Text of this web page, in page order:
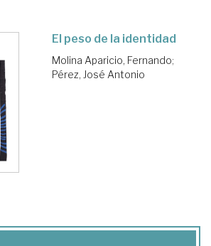
El peso de la identidad
Molina Aparicio, Fernando;
Pérez, José Antonio